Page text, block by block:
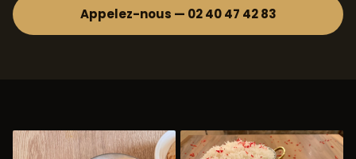
Appelez-nous — 02 40 47 42 83